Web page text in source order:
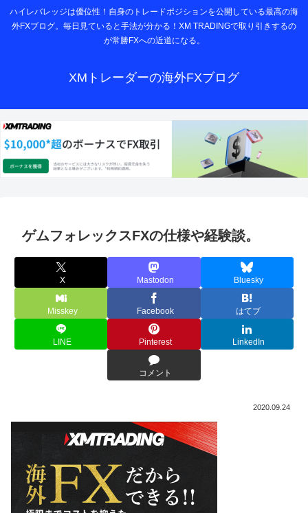
ハイレバレッジは優位性！自身のトレードポジションを公開している最高の海
外FXブログ。毎日見ていると手法が分かる！XM TRADINGで取り引きするの
が常勝FXへの近道になる。
XMトレーダーの海外FXブログ
ゲムフォレックスFXの仕様や経験談。
X Mastodon Bluesky
Misskey Facebook はてブ
LINE Pinterest LinkedIn
コメント
2020.09.24